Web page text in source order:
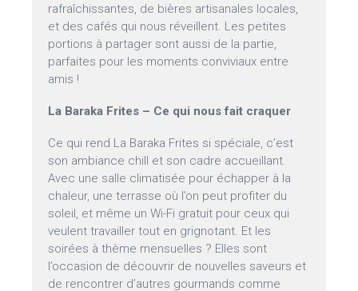
rafraîchissantes, de bières artisanales locales,
et des cafés qui nous réveillent. Les petites
portions à partager sont aussi de la partie,
parfaites pour les moments conviviaux entre
amis !
La Baraka Frites – Ce qui nous fait craquer
Ce qui rend La Baraka Frites si spéciale, c’est
son ambiance chill et son cadre accueillant.
Avec une salle climatisée pour échapper à la
chaleur, une terrasse où l’on peut profiter du
soleil, et même un Wi-Fi gratuit pour ceux qui
veulent travailler tout en grignotant. Et les
soirées à thème mensuelles ? Elles sont
l’occasion de découvrir de nouvelles saveurs et
de rencontrer d’autres gourmands comme